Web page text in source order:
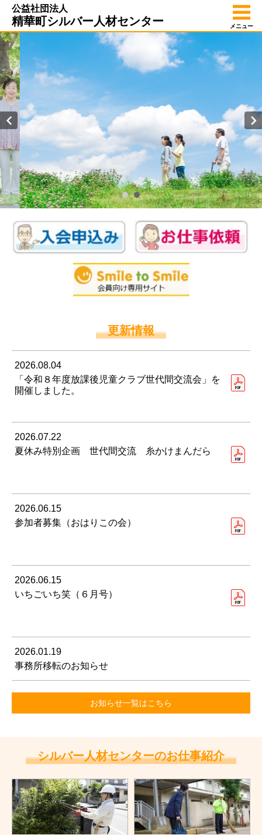
公益社団法人
精華町シルバー人材センター メニュー
高齢者の長年培ってきた豊かな経験と能力を生かし、
就業を通じて自らの生きがいの充実や福利の増進を図るととも
に、
高齢者の能力を生かした活力ある地域社会づくりに
寄与することを目的としています。
更新情報
2026.08.04
「令和８年度放課後児童クラブ世代間交流会」を
開催しました。
2026.07.22
夏休み特別企画 世代間交流 糸かけまんだら
2026.06.15
参加者募集（おはりこの会）
2026.06.15
いちごいち笑（６月号）
2026.01.19
事務所移転のお知らせ
お知らせ一覧はこちら
シルバー人材センターのお仕事紹介